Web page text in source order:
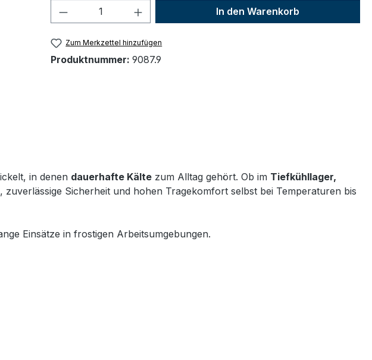
Produkt Anzahl: Gib den gewünschten Wert
In den Warenkorb
Zum Merkzettel hinzufügen
Produktnummer: 9087.9
in denen dauerhafte Kälte zum Alltag gehört. Ob im Tiefkühllager,
zuverlässige Sicherheit und hohen Tragekomfort selbst bei Temperaturen bis
Einsätze in frostigen Arbeitsumgebungen.